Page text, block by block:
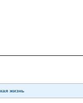
жизнь